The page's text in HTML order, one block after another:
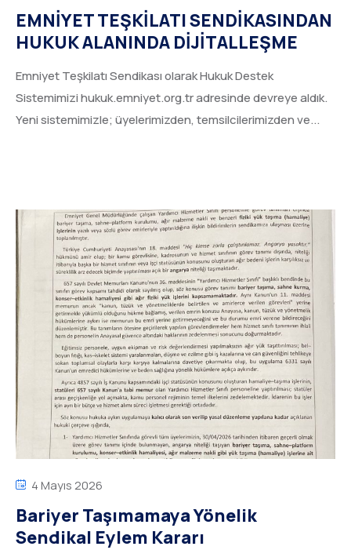
EMNİYET TEŞKİLATI SENDİKASINDAN
HUKUK ALANINDA DİJİTALLEŞME
Emniyet Teşkilatı Sendikası olarak Hukuk Destek
Sistemimizi hukuk.emniyet.org.tr adresinde devreye aldık.
Yeni sistemimizle; üyelerimizden, temsilcilerimizden ve...
4 Mayıs 2026
Bariyer Taşımamaya Yönelik
Sendikal Eylem Kararı